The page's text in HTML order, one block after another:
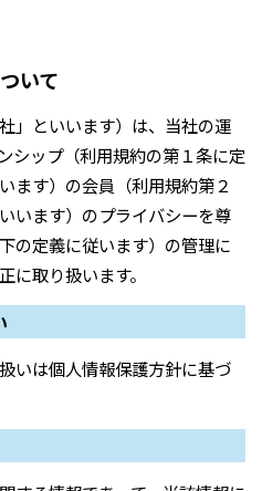
いて
」といいます）は、当社の運
シップ（利用規約の第１条に定
ます）の会員（利用規約第２
います）のプライバシーを尊
の定義に従います）の管理に
に取り扱います。
いは個人情報保護方針に基づ